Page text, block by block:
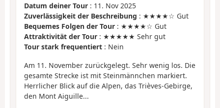
Datum deiner Tour : 11. Nov 2025
Zuverlässigkeit der Beschreibung : ★★★★☆ Gut
Bequemes Folgen der Tour : ★★★★☆ Gut
Attraktivität der Tour : ★★★★★ Sehr gut
Tour stark frequentiert : Nein
Am 11. November zurückgelegt. Sehr wenig los. Die
gesamte Strecke ist mit Steinmännchen markiert.
Herrlicher Blick auf die Alpen, das Trièves-Gebirge,
den Mont Aiguille...